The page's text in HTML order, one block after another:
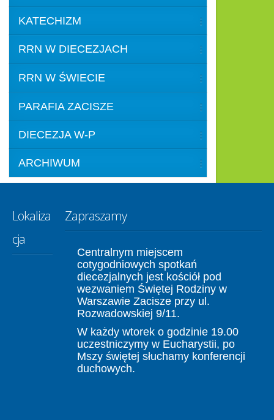
KATECHIZM
RRN W DIECEZJACH
RRN W ŚWIECIE
PARAFIA ZACISZE
DIECEZJA W-P
ARCHIWUM
Lokaliza
cja
Zapraszamy
Centralnym miejscem
cotygodniowych spotkań
diecezjalnych jest kościół pod
wezwaniem Świętej Rodziny w
Warszawie Zacisze przy ul.
Rozwadowskiej 9/11.
W każdy wtorek o godzinie 19.00
uczestniczymy w Eucharystii, po
Mszy świętej słuchamy konferencji
duchowych.